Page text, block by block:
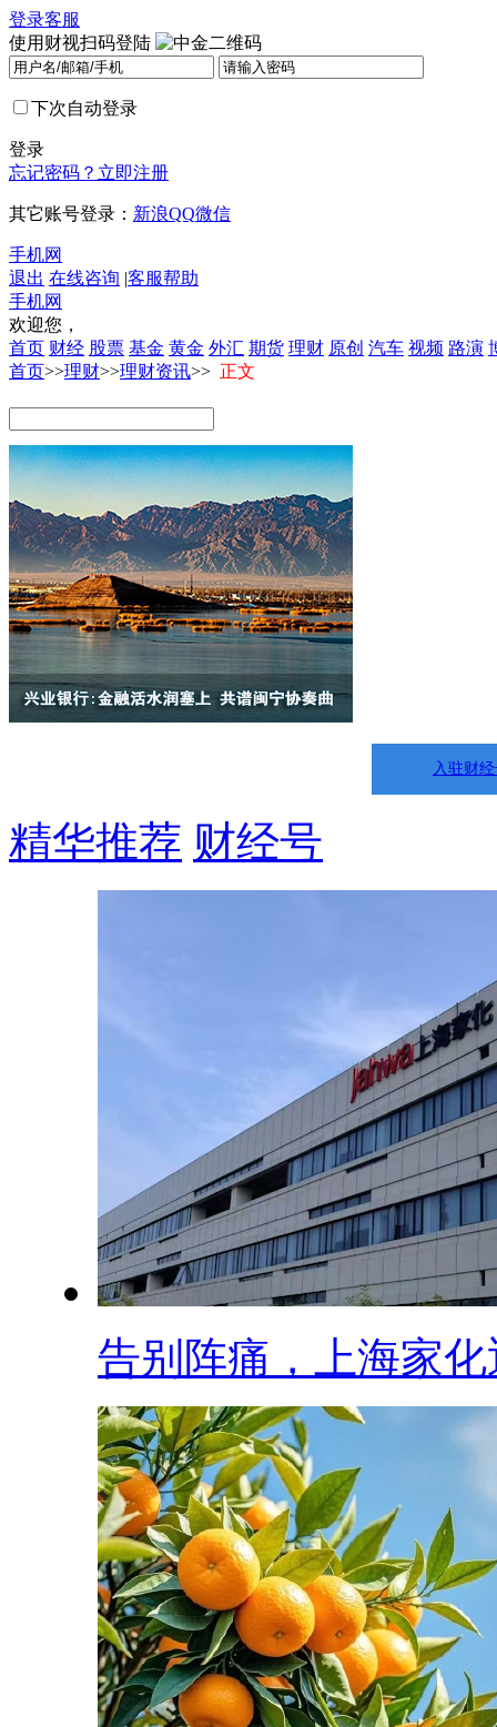
登录客服
使用财视扫码登陆
下次自动登录
登录
忘记密码？ 立即注册
其它账号登录： 新浪QQ微信
手机网
退出 在线咨询 |客服帮助
手机网
欢迎您，
首页 财经 股票 基金 黄金 外汇 期货 理财 原创 汽车 视频 路演
首页>>理财>>理财资讯>> 正文
入驻财
精华推荐 财经号
告别阵痛，上海家化